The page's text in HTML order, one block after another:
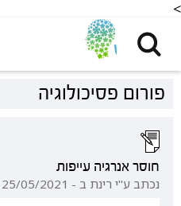
<
פורום פסיכולוגיה
חוסר אנרגיה עייפות
נכתב ע"י רינת ב - 25/05/2021 15:24:43